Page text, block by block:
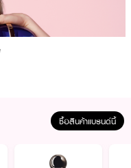
ซื้อสินค้าแบรนด์นี้